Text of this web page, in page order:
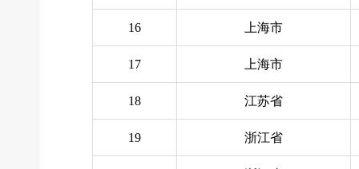
16 上海市
17 上海市
18 江苏省
19 浙江省